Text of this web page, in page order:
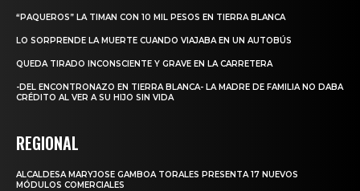
“PAQUEROS” LA TIMAN CON 10 MIL PESOS EN TIERRA BLANCA
LO SORPRENDE LA MUERTE CUANDO VIAJABA EN UN AUTOBÚS
QUEDA TIRADO INCONSCIENTE Y GRAVE EN LA CARRETERA
-DEL ENCONTRONAZO EN TIERRA BLANCA- LA MADRE DE FAMILIA NO DABA
CRÉDITO AL VER A SU HIJO SIN VIDA
REGIONAL
ALCALDESA MARYJOSE GAMBOA TORALES PRESENTA 17 NUEVOS
MÓDULOS COMERCIALES